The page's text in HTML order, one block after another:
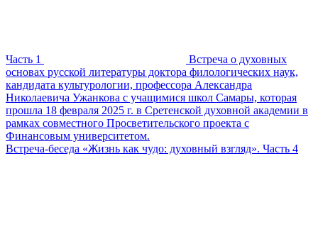
Часть 1
Встреча о духовных
основах русской литературы доктора филологических наук,
кандидата культурологии, профессора Александра
Николаевича Ужанкова с учащимися школ Самары, которая
прошла 18 февраля 2025 г. в Сретенской духовной академии в
рамках совместного Просветительского проекта с
Финансовым университетом.
Встреча-беседа «Жизнь как чудо: духовный взгляд». Часть 4